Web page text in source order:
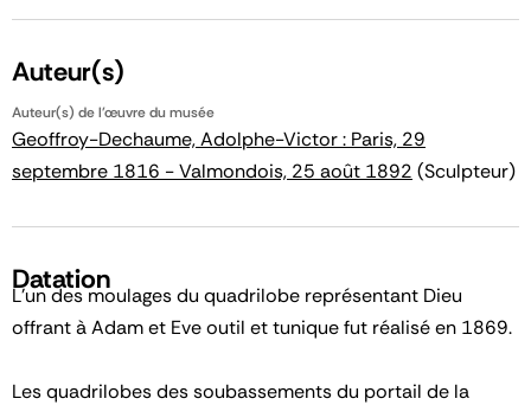
Auteur(s)
Auteur(s) de l'œuvre du musée
Geoffroy-Dechaume, Adolphe-Victor : Paris, 29
septembre 1816 - Valmondois, 25 août 1892 (Sculpteur)
Datation
L'un des moulages du quadrilobe représentant Dieu
offrant à Adam et Eve outil et tunique fut réalisé en 1869.
Les quadrilobes des soubassements du portail de la